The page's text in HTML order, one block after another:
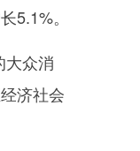
5.1%。
众消
济社会